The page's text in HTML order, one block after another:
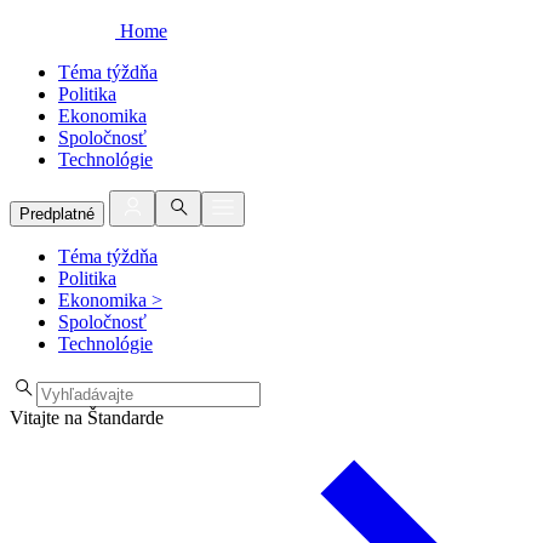
Home
Téma týždňa
Politika
Ekonomika
Spoločnosť
Technológie
Predplatné
Téma týždňa
Politika
Ekonomika >
Spoločnosť
Technológie
Vitajte na Štandarde